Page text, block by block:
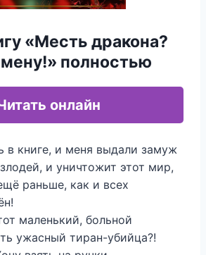
«Месть дракона?
полностью
онлайн
в книге, и меня выдали замуж
и уничтожит этот мир,
раньше, как и всех
маленький, больной
ужасный тиран-убийца?!